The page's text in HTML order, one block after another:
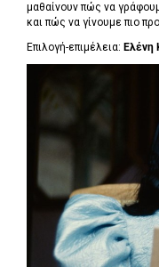
μαθαίνουν πώς να
και πώς να γίνουμε πιο
Επιλογή-επιμέλεια: Ελένη